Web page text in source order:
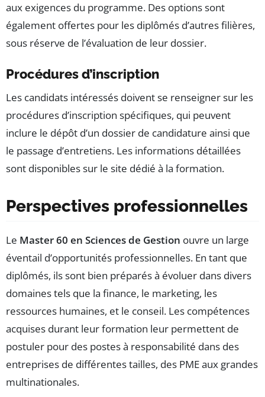
aux exigences du programme. Des options sont
également offertes pour les diplômés d’autres filières,
sous réserve de l’évaluation de leur dossier.
Procédures d’inscription
Les candidats intéressés doivent se renseigner sur les
procédures d’inscription spécifiques, qui peuvent
inclure le dépôt d’un dossier de candidature ainsi que
le passage d’entretiens. Les informations détaillées
sont disponibles sur le site dédié à la formation.
Perspectives professionnelles
Le Master 60 en Sciences de Gestion ouvre un large
éventail d’opportunités professionnelles. En tant que
diplômés, ils sont bien préparés à évoluer dans divers
domaines tels que la finance, le marketing, les
ressources humaines, et le conseil. Les compétences
acquises durant leur formation leur permettent de
postuler pour des postes à responsabilité dans des
entreprises de différentes tailles, des PME aux grandes
multinationales.